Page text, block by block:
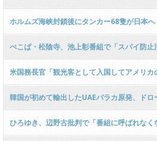
ｗｗｗｗｗｗｗ
い」発言に批判噴出 「辺野古はスルー」の
ホルムズ海峡封鎖後にタンカー68隻が日本
いう大統領は何をやってるんだ？」
ぺこぱ・松陰寺、池上彰番組で「スパイ防
れないか心配」の声も
米国務長官「観光客として入国してアメリ
即、ビザを剥奪します！ビザは『仮』の許可
韓国が初めて輸出したUAEバラカ原発、ドロ
ひろゆき、辺野古批判で「番組に呼ばれな